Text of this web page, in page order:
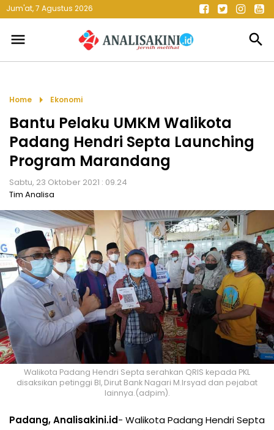
Jum'at, 7 Agustus 2026
menu search
Home arrow_right Ekonomi
Bantu Pelaku UMKM Walikota
Padang Hendri Septa Launching
Program Marandang
Sabtu, 23 Oktober 2021 : 09.24
Tim Analisa
Walikota Padang Hendri Septa serahkan QRIS kepada PKL
disaksikan petinggi BI, Dirut Bank Nagari M.Irsyad dan pejabat
lainnya.(adpim).
Padang, Analisakini.id- Walikota Padang Hendri Septa